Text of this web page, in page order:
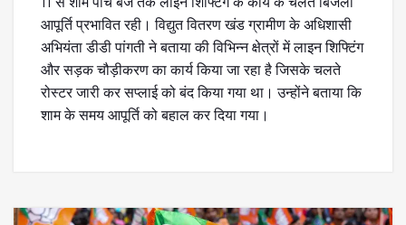
आपूर्ति प्रभावित रही। विद्युत वितरण खंड ग्रामीण के अधिशासी
अभियंता डीडी पांगती ने बताया की विभिन्न क्षेत्रों में लाइन शिफ्टिंग
और सड़क चौड़ीकरण का कार्य किया जा रहा है जिसके चलते
रोस्टर जारी कर सप्लाई को बंद किया गया था। उन्होंने बताया कि
शाम के समय आपूर्ति को बहाल कर दिया गया।